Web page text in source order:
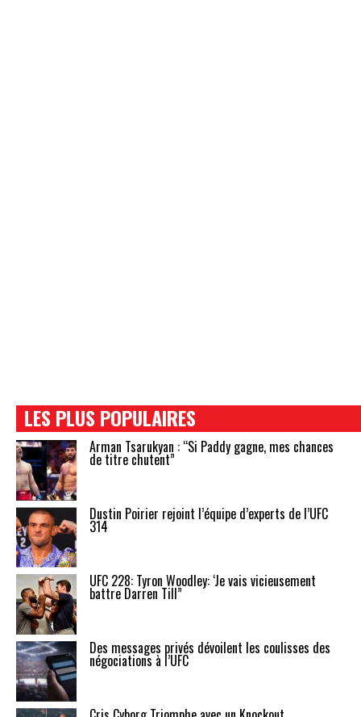
LES PLUS POPULAIRES
Arman Tsarukyan : “Si Paddy gagne, mes chances
de titre chutent”
Dustin Poirier rejoint l’équipe d’experts de l’UFC
314
UFC 228: Tyron Woodley: ‘Je vais vicieusement
battre Darren Till”
Des messages privés dévoilent les coulisses des
négociations à l’UFC